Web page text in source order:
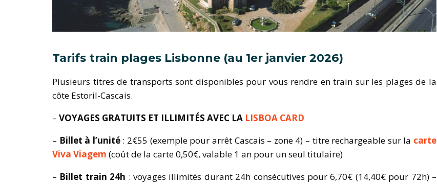
Tarifs train plages Lisbonne (au 1er janvier 2026)
Plusieurs titres de transports sont disponibles pour vous rendre en train sur les plages de la
côte Estoril-Cascais.
– VOYAGES GRATUITS ET ILLIMITÉS AVEC LA LISBOA CARD
– Billet à l’unité: 2€55 (exemple pour arrêt Cascais – zone 4) – titre rechargeable sur la carte
Viva Viagem (coût de la carte 0,50€, valable 1 an pour un seul titulaire)
– Billet train 24h : voyages illimités durant 24h consécutives pour 6,70€ (14,40€ pour 72h) –